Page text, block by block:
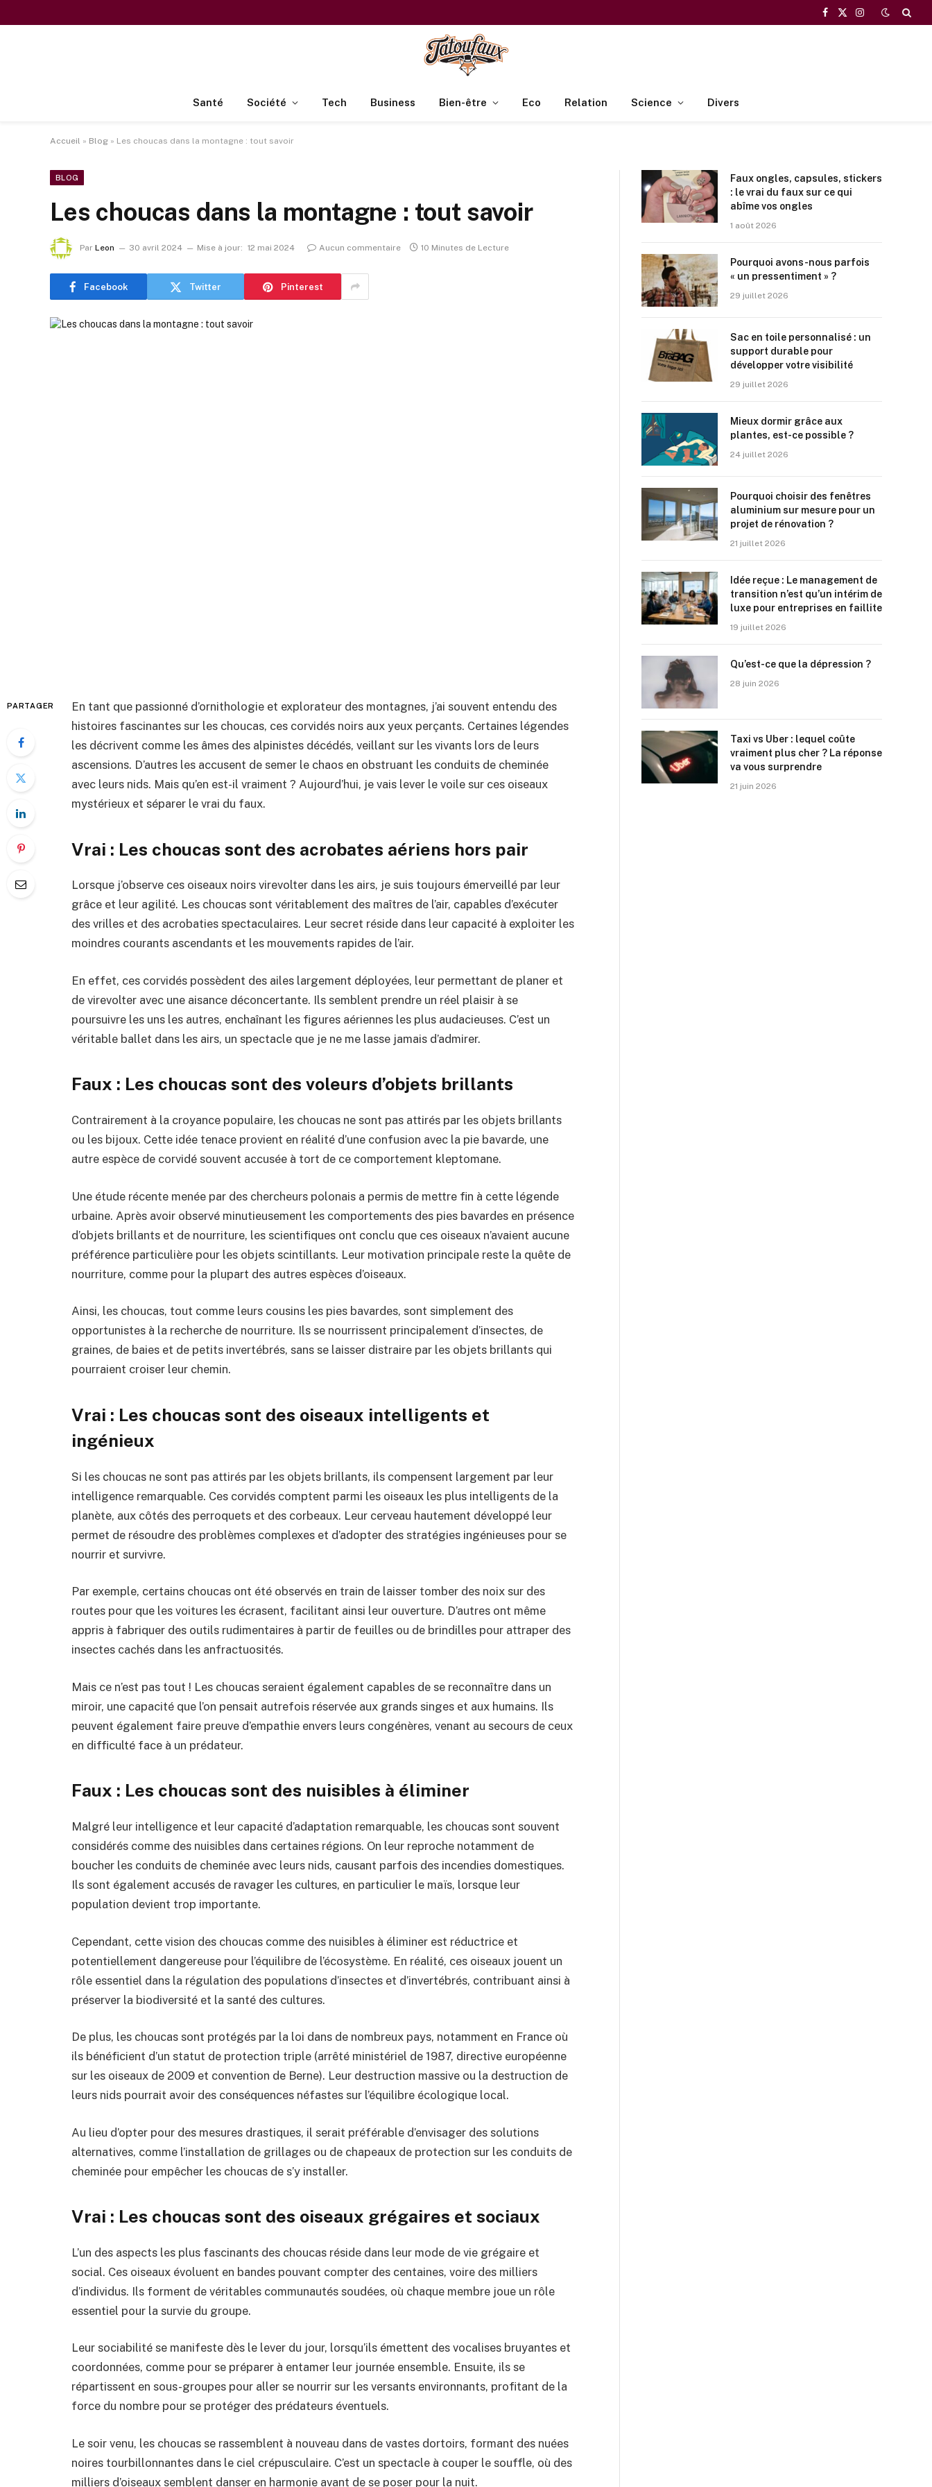
Facebook
X
Instagram
Santé Société Tech Business Bien-être Eco Relation Science Divers
Accueil » Blog » Les choucas dans la montagne : tout savoir
BLOG
Les choucas dans la montagne : tout savoir
Par Leon 30 avril 2024 Mise à jour: 12 mai 2024 Aucun commentaire 10 Minutes de Lecture
Facebook Twitter Pinterest
PARTAGER
En tant que passionné d’ornithologie et explorateur des montagnes, j’ai souvent entendu des
histoires fascinantes sur les choucas, ces corvidés noirs aux yeux perçants. Certaines légendes
les décrivent comme les âmes des alpinistes décédés, veillant sur les vivants lors de leurs
ascensions. D’autres les accusent de semer le chaos en obstruant les conduits de cheminée
avec leurs nids. Mais qu’en est-il vraiment ? Aujourd’hui, je vais lever le voile sur ces oiseaux
mystérieux et séparer le vrai du faux.
Vrai : Les choucas sont des acrobates aériens hors pair
Lorsque j’observe ces oiseaux noirs virevolter dans les airs, je suis toujours émerveillé par leur
grâce et leur agilité. Les choucas sont véritablement des maîtres de l’air, capables d’exécuter
des vrilles et des acrobaties spectaculaires. Leur secret réside dans leur capacité à exploiter les
moindres courants ascendants et les mouvements rapides de l’air.
En effet, ces corvidés possèdent des ailes largement déployées, leur permettant de planer et
de virevolter avec une aisance déconcertante. Ils semblent prendre un réel plaisir à se
poursuivre les uns les autres, enchaînant les figures aériennes les plus audacieuses. C’est un
véritable ballet dans les airs, un spectacle que je ne me lasse jamais d’admirer.
Faux : Les choucas sont des voleurs d’objets brillants
Contrairement à la croyance populaire, les choucas ne sont pas attirés par les objets brillants
ou les bijoux. Cette idée tenace provient en réalité d’une confusion avec la pie bavarde, une
autre espèce de corvidé souvent accusée à tort de ce comportement kleptomane.
Une étude récente menée par des chercheurs polonais a permis de mettre fin à cette légende
urbaine. Après avoir observé minutieusement les comportements des pies bavardes en présence
d’objets brillants et de nourriture, les scientifiques ont conclu que ces oiseaux n’avaient aucune
préférence particulière pour les objets scintillants. Leur motivation principale reste la quête de
nourriture, comme pour la plupart des autres espèces d’oiseaux.
Ainsi, les choucas, tout comme leurs cousins les pies bavardes, sont simplement des
opportunistes à la recherche de nourriture. Ils se nourrissent principalement d’insectes, de
graines, de baies et de petits invertébrés, sans se laisser distraire par les objets brillants qui
pourraient croiser leur chemin.
Vrai : Les choucas sont des oiseaux intelligents et
ingénieux
Si les choucas ne sont pas attirés par les objets brillants, ils compensent largement par leur
intelligence remarquable. Ces corvidés comptent parmi les oiseaux les plus intelligents de la
planète, aux côtés des perroquets et des corbeaux. Leur cerveau hautement développé leur
permet de résoudre des problèmes complexes et d’adopter des stratégies ingénieuses pour se
nourrir et survivre.
Par exemple, certains choucas ont été observés en train de laisser tomber des noix sur des
routes pour que les voitures les écrasent, facilitant ainsi leur ouverture. D’autres ont même
appris à fabriquer des outils rudimentaires à partir de feuilles ou de brindilles pour attraper des
insectes cachés dans les anfractuosités.
Mais ce n’est pas tout ! Les choucas seraient également capables de se reconnaître dans un
miroir, une capacité que l’on pensait autrefois réservée aux grands singes et aux humains. Ils
peuvent également faire preuve d’empathie envers leurs congénères, venant au secours de ceux
en difficulté face à un prédateur.
Faux : Les choucas sont des nuisibles à éliminer
Malgré leur intelligence et leur capacité d’adaptation remarquable, les choucas sont souvent
considérés comme des nuisibles dans certaines régions. On leur reproche notamment de
boucher les conduits de cheminée avec leurs nids, causant parfois des incendies domestiques.
Ils sont également accusés de ravager les cultures, en particulier le maïs, lorsque leur
population devient trop importante.
Cependant, cette vision des choucas comme des nuisibles à éliminer est réductrice et
potentiellement dangereuse pour l’équilibre de l’écosystème. En réalité, ces oiseaux jouent un
rôle essentiel dans la régulation des populations d’insectes et d’invertébrés, contribuant ainsi à
préserver la biodiversité et la santé des cultures.
De plus, les choucas sont protégés par la loi dans de nombreux pays, notamment en France où
ils bénéficient d’un statut de protection triple (arrêté ministériel de 1987, directive européenne
sur les oiseaux de 2009 et convention de Berne). Leur destruction massive ou la destruction de
leurs nids pourrait avoir des conséquences néfastes sur l’équilibre écologique local.
Au lieu d’opter pour des mesures drastiques, il serait préférable d’envisager des solutions
alternatives, comme l’installation de grillages ou de chapeaux de protection sur les conduits de
cheminée pour empêcher les choucas de s’y installer.
Vrai : Les choucas sont des oiseaux grégaires et sociaux
L’un des aspects les plus fascinants des choucas réside dans leur mode de vie grégaire et
social. Ces oiseaux évoluent en bandes pouvant compter des centaines, voire des milliers
d’individus. Ils forment de véritables communautés soudées, où chaque membre joue un rôle
essentiel pour la survie du groupe.
Leur sociabilité se manifeste dès le lever du jour, lorsqu’ils émettent des vocalises bruyantes et
coordonnées, comme pour se préparer à entamer leur journée ensemble. Ensuite, ils se
répartissent en sous-groupes pour aller se nourrir sur les versants environnants, profitant de la
force du nombre pour se protéger des prédateurs éventuels.
Le soir venu, les choucas se rassemblent à nouveau dans de vastes dortoirs, formant des nuées
noires tourbillonnantes dans le ciel crépusculaire. C’est un spectacle à couper le souffle, où des
milliers d’oiseaux semblent danser en harmonie avant de se poser pour la nuit.
Faux ongles, capsules, stickers
: le vrai du faux sur ce qui
abîme vos ongles
1 août 2026
Pourquoi avons-nous parfois
« un pressentiment » ?
29 juillet 2026
Sac en toile personnalisé : un
support durable pour
développer votre visibilité
29 juillet 2026
Mieux dormir grâce aux
plantes, est-ce possible ?
24 juillet 2026
Pourquoi choisir des fenêtres
aluminium sur mesure pour un
projet de rénovation ?
21 juillet 2026
Idée reçue : Le management de
transition n’est qu’un intérim de
luxe pour entreprises en faillite
19 juillet 2026
Qu’est-ce que la dépression ?
28 juin 2026
Taxi vs Uber : lequel coûte
vraiment plus cher ? La réponse
va vous surprendre
21 juin 2026